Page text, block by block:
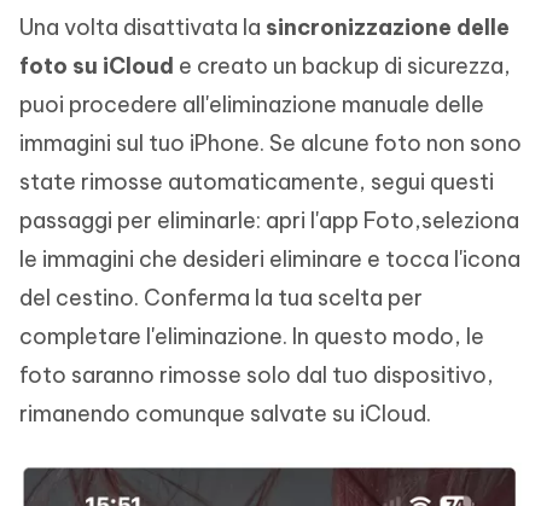
Una volta disattivata la sincronizzazione delle
foto su iCloud e creato un backup di sicurezza,
puoi procedere all'eliminazione manuale delle
immagini sul tuo iPhone. Se alcune foto non sono
state rimosse automaticamente, segui questi
passaggi per eliminarle: apri l'app Foto,seleziona
le immagini che desideri eliminare e tocca l'icona
del cestino. Conferma la tua scelta per
completare l'eliminazione. In questo modo, le
foto saranno rimosse solo dal tuo dispositivo,
rimanendo comunque salvate su iCloud.